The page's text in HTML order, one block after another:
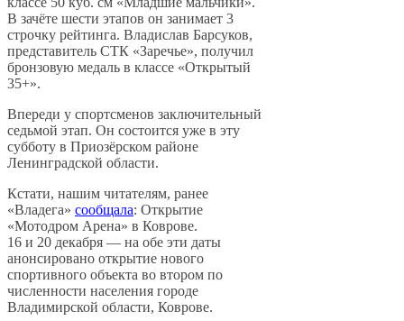
В зачёте шести этапов он занимает 3
строчку рейтинга. Владислав Барсуков,
представитель СТК «Заречье», получил
бронзовую медаль в классе «Открытый
35+».
Впереди у спортсменов заключительный
седьмой этап. Он состоится уже в эту
субботу в Приозёрском районе
Ленинградской области.
Кстати, нашим читателям, ранее
«Владега» сообщала: Открытие
«Мотодром Арена» в Коврове.
16 и 20 декабря — на обе эти даты
анонсировано открытие нового
спортивного объекта во втором по
численности населения городе
Владимирской области, Коврове.